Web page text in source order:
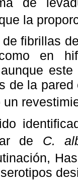
la
de fibrillas
en
de la
de C.